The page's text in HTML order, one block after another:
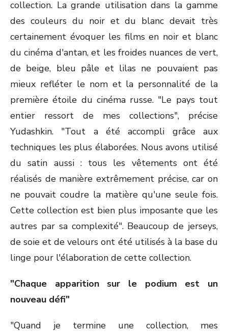
collection. La grande utilisation dans la gamme
des couleurs du noir et du blanc devait très
certainement évoquer les films en noir et blanc
du cinéma d'antan, et les froides nuances de vert,
de beige, bleu pâle et lilas ne pouvaient pas
mieux refléter le nom et la personnalité de la
première étoile du cinéma russe. "Le pays tout
entier ressort de mes collections", précise
Yudashkin. "Tout a été accompli grâce aux
techniques les plus élaborées. Nous avons utilisé
du satin aussi : tous les vêtements ont été
réalisés de manière extrêmement précise, car on
ne pouvait coudre la matière qu'une seule fois.
Cette collection est bien plus imposante que les
autres par sa complexité". Beaucoup de jerseys,
de soie et de velours ont été utilisés à la base du
linge pour l'élaboration de cette collection.
"Chaque apparition sur le podium est un
nouveau défi"
"Quand je termine une collection, mes